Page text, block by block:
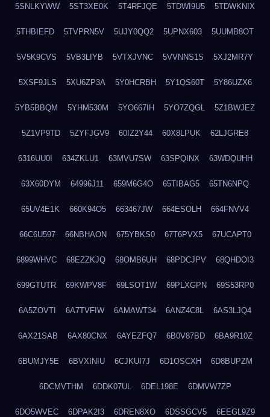
5SNLKYWW 5ST3XE0K 5T4RFJQE 5TDWI9U5 5TDWKNIX
5THBIEFD 5TVPRN5V 5UJY0QQ2 5UPNX603 5UUMB8OT
5V5K9CVS 5VB3LIYB 5VTXJVNC 5VVNNS1S 5XJ2MR7Y
5XSF9JLS 5XU6ZP3A 5Y0HCRBH 5Y1QS60T 5Y86UZX6
5YB5BBQM 5YHM530M 5YO667IH 5YO7ZQGL 5Z1BWJEZ
5Z1VP9TD 5ZYFJGV9 60IZ2Y44 60X8LPUK 62LJGRE8
6316UU0I 634ZKLU1 63MVU7SW 63SPQINX 63WDQUHH
63X60DYM 64996J11 659M6G4O 65TIBAG5 65TN6NPQ
65UV4E1K 660K94O5 663467JW 664ESOLH 664FNVV4
66C6U597 66NBHAON 675YBKS0 67T6PVX5 67UCAPT0
6899WHVC 68EZZKJQ 68OMB6UH 68PDCJPV 68QHDOI3
699GTUTR 69KWPV8F 69LSOT1W 69PLXGPN 69S53RP0
6A5ZOVTI 6A7TVFIW 6AMAWT34 6ANZ4C8L 6AS3LJQ4
6AX21SAB 6AX80CNX 6AYEZFQ7 6B0V87BD 6BA9R10Z
6BUMJY5E 6BVXINIU 6CJKUI7J 6D1OSCXH 6D8BUPZM
6DCMVTHM 6DDK07UL 6DEL198E 6DMVW7ZP
6DO5WVEC 6DPAK2I3 6DREN8XO 6DSSGCV5 6EEGL9Z9